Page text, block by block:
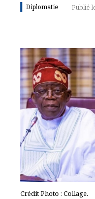
Diplomatie Publié
Crédit Photo : Collage.